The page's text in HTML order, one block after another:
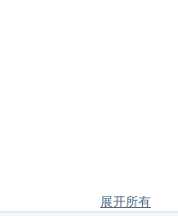
展开所有